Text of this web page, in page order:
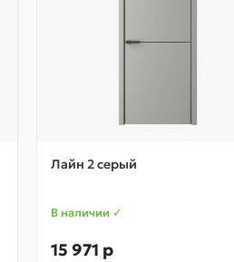
Лайн 2 серый
В наличии ✓
15 971 р